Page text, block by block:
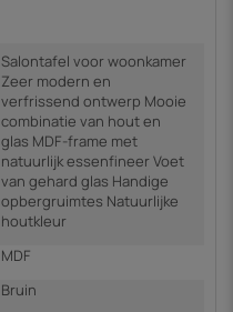
Salontafel voor woonkamer
Zeer modern en
verfrissend ontwerp Mooie
combinatie van hout en
glas MDF-frame met
natuurlijk essenfineer Voet
van gehard glas Handige
opbergruimtes Natuurlijke
houtkleur
MDF
Bruin